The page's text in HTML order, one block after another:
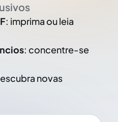
: imprima ou leia
: concentre-se
novas